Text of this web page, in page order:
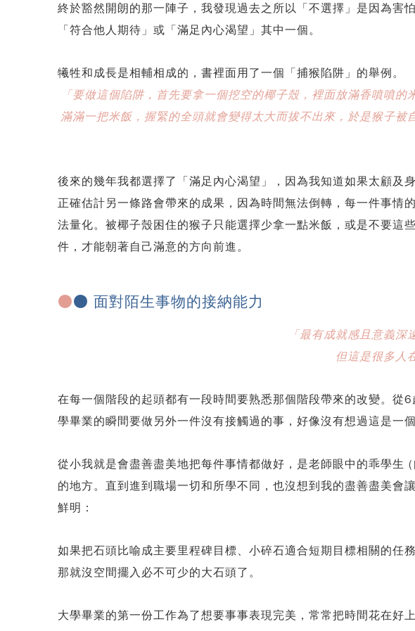
終於豁然開朗的那一陣子，我發現過去之所以「不選擇」是因為害
「符合他人期待」或「滿足內心渴望」其中一個。
犧牲和成長是相輔相成的，書裡面用了一個「捕猴陷阱」的舉例。
「要做這個陷阱，首先要拿一個挖空的椰子殼，裡面放滿香噴噴
滿滿一把米飯，握緊的全頭就會變得太大而拔不出來，於是猴子
後來的幾年我都選擇了「滿足內心渴望」，因為我知道如果太顧及
正確估計另一條路會帶來的成果，因為時間無法倒轉，每一件事
法量化。被椰子殼困住的猴子只能選擇少拿一點米飯，或是不要這
件，才能朝著自己滿意的方向前進。
●● 面對陌生事物的接納能力
「最有成就感且意義
但這是很多人
在每一個階段的起頭都有一段時間要熟悉那個階段帶來的改變。
學畢業的瞬間要做另外一件沒有接觸過的事，好像沒有想過這是一個
從小我就是會盡善盡美地把每件事情都做好，是老師眼中的乖學
的地方。直到進到職場一切和所學不同，也沒想到我的盡善盡美
鮮明：
如果把石頭比喻成主要里程碑目標、小碎石適合短期目標相關的任
那就沒空間擺入必不可少的大石頭了。
大學畢業的第一份工作為了想要事事表現完美，常常把時間花在